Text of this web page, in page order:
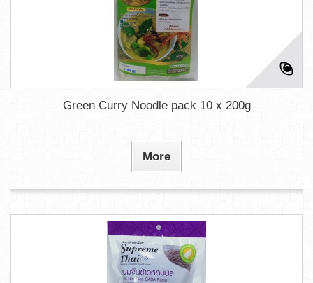
Green Curry Noodle pack 10 x 200g
More